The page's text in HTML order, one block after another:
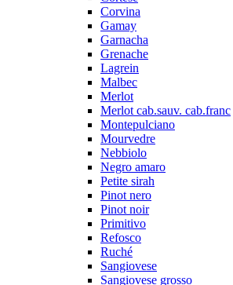
Corvina
Gamay
Garnacha
Grenache
Lagrein
Malbec
Merlot
Merlot cab.sauv. cab.franc
Montepulciano
Mourvedre
Nebbiolo
Negro amaro
Petite sirah
Pinot nero
Pinot noir
Primitivo
Refosco
Ruché
Sangiovese
Sangiovese grosso